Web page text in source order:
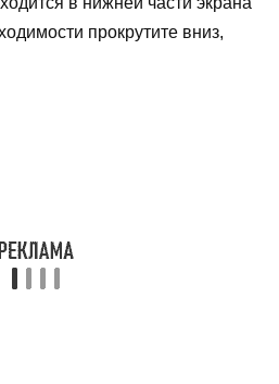
прокрутите вниз,